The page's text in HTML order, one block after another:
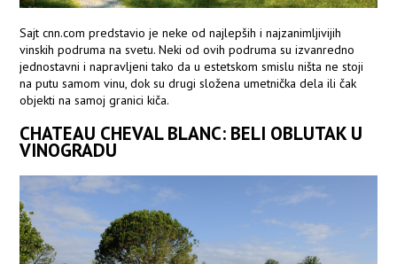
Sajt cnn.com predstavio je neke od najlepših i najzanimljivijih
vinskih podruma na svetu. Neki od ovih podruma su izvanredno
jednostavni i napravljeni tako da u estetskom smislu ništa ne stoji
na putu samom vinu, dok su drugi složena umetnička dela ili čak
objekti na samoj granici kiča.
CHATEAU CHEVAL BLANC: BELI OBLUTAK U
VINOGRADU